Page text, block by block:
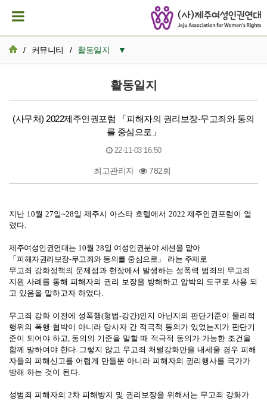
/ 커뮤니티 / 활동일지 ▼
활동일지
뉴스레터 아카이브
카드뉴스
활동가 이모저모
재정보고
활동일지
(사무처) 2022제주인권포럼 「피해자의 권리보장-무고죄와 동의
를 중심으로」
22-11-03 16:50
최고관리자 782회
지난 10월 27일~28일 제주시 아스타 호텔에서 2022 제주인권포럼이 열
렸다.
제주여성인권연대는 10월 28일 여성인권분야 세션을 맡아
「 피해자권리보장-무고죄와 동의를 중심으로 」 라는 주제로
무고죄 강화정책의 문제점과 현장에서 발생하는 성폭력 범죄의 무고죄
지원 사례를 통해 피해자의 권리 보장을 방해하고 압박의 도구로 사용 되
고 있음을 말하고자 하였다.
무고죄 강화 이전에 성폭행(형법-강간)인지 아닌지의 판단기준이 물리적
행위의 폭행·협박이 아니라 당사자 간 적극적 동의가 있었는지가 판단기
준이 되어야 하고, 동의의 기준을 말할 때 적극적 동의가 가능한 조건을
함께 말하여야 한다. 그렇지 않고 무고죄 처벌강화만을 내세울 경우 피해
자들의 피해신고를 어렵게 만들뿐 아니라 피해자의 권리행사를 국가가
방해 하는 것이 된다.
성범죄 피해자의 2차 피해방지 및 권리보장을 위해서는 무고죄 강화가